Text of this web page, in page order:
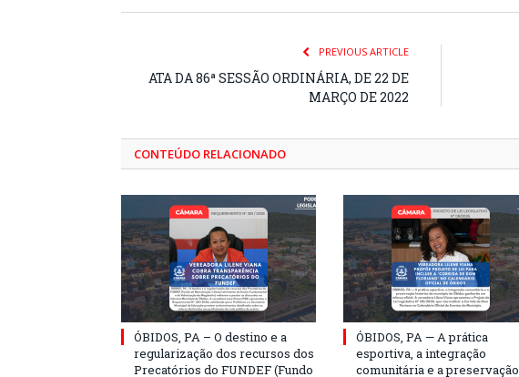
PREVIOUS ARTICLE
ATA DA 86ª SESSÃO ORDINÁRIA, DE 22 DE
MARÇO DE 2022
CONTEÚDO RELACIONADO
ÓBIDOS, PA – O destino e a
regularização dos recursos dos
Precatórios do FUNDEF (Fundo
ÓBIDOS, PA — A prática
esportiva, a integração
comunitária e a preservação